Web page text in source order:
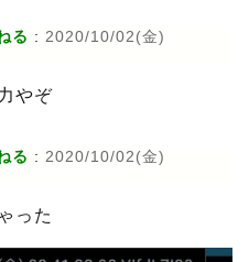
る : 2020/10/02(金)
やぞ
る : 2020/10/02(金)
った